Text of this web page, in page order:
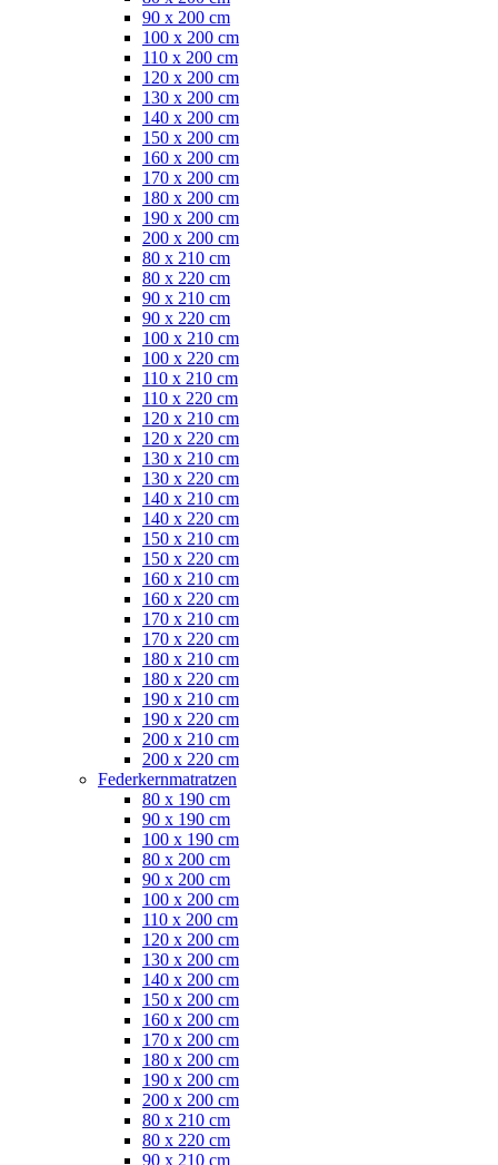
90 x 200 cm
100 x 200 cm
110 x 200 cm
120 x 200 cm
130 x 200 cm
140 x 200 cm
150 x 200 cm
160 x 200 cm
170 x 200 cm
180 x 200 cm
190 x 200 cm
200 x 200 cm
80 x 210 cm
80 x 220 cm
90 x 210 cm
90 x 220 cm
100 x 210 cm
100 x 220 cm
110 x 210 cm
110 x 220 cm
120 x 210 cm
120 x 220 cm
130 x 210 cm
130 x 220 cm
140 x 210 cm
140 x 220 cm
150 x 210 cm
150 x 220 cm
160 x 210 cm
160 x 220 cm
170 x 210 cm
170 x 220 cm
180 x 210 cm
180 x 220 cm
190 x 210 cm
190 x 220 cm
200 x 210 cm
200 x 220 cm
Federkernmatratzen
80 x 190 cm
90 x 190 cm
100 x 190 cm
80 x 200 cm
90 x 200 cm
100 x 200 cm
110 x 200 cm
120 x 200 cm
130 x 200 cm
140 x 200 cm
150 x 200 cm
160 x 200 cm
170 x 200 cm
180 x 200 cm
190 x 200 cm
200 x 200 cm
80 x 210 cm
80 x 220 cm
90 x 210 cm